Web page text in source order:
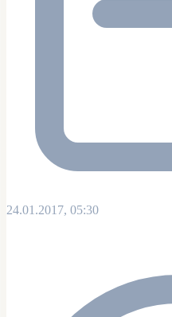
24.01.2017, 05:30